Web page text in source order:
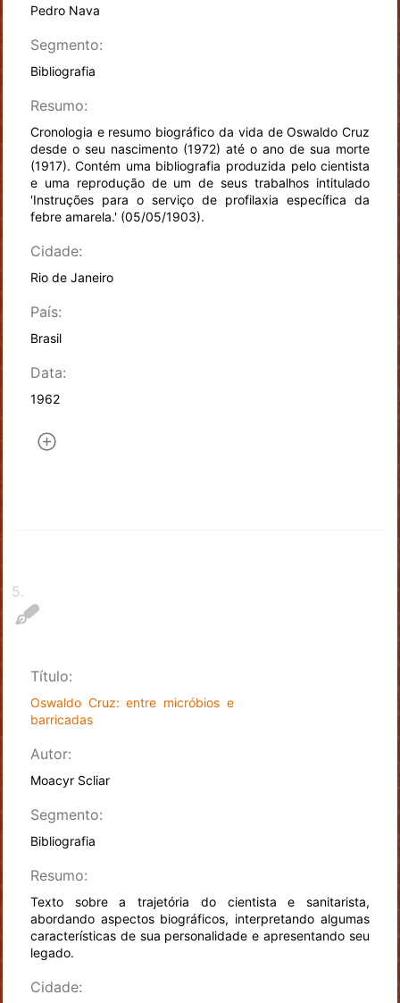
Pedro Nava
Segmento:
Bibliografia
Resumo:
Cronologia e resumo biográfico da vida de Oswaldo Cruz
desde o seu nascimento (1972) até o ano de sua morte
(1917). Contém uma bibliografia produzida pelo cientista
e uma reprodução de um de seus trabalhos intitulado
'Instruções para o serviço de profilaxia específica da
febre amarela.' (05/05/1903).
Cidade:
Rio de Janeiro
País:
Brasil
Data:
1962
5.
Título:
Oswaldo Cruz: entre micróbios e
barricadas
Autor:
Moacyr Scliar
Segmento:
Bibliografia
Resumo:
Texto sobre a trajetória do cientista e sanitarista,
abordando aspectos biográficos, interpretando algumas
características de sua personalidade e apresentando seu
legado.
Cidade: